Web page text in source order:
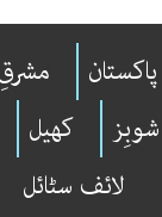
پاکستان
شوبِز کھیل
لائف سٹائل